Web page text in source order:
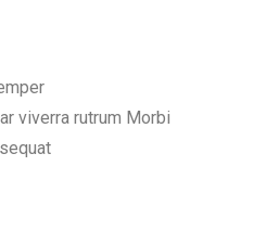
viverra rutrum Morbi